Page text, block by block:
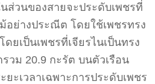
ส่วนของสายจะประดับเพชรที่
อย่างประณีต โดยใช้เพชรทรง
ยเป็นเพชรที่เจียรไนเป็นทรง
วม 20.9 กะรัต บนตัวเรือน
ยะเวลาเฉพาะการประดับเพชร